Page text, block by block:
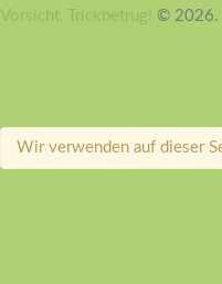
Vorsicht, Trickbetrug! © 2026.
Wir verwenden auf dieser